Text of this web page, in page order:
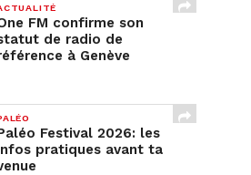
FM confirme son
de radio de
à Genève
Festival 2026: les
pratiques avant ta